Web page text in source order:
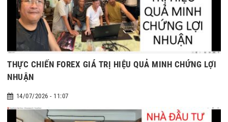
THỰC CHIẾN FOREX GIÁ TRỊ HIỆU QUẢ MINH CHỨNG LỢI
NHUẬN
14/07/2026 - 11:07